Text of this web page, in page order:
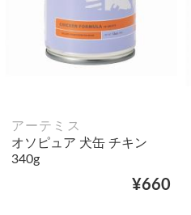
アーテミス
オソピュア 犬缶 チキン
340g
¥660